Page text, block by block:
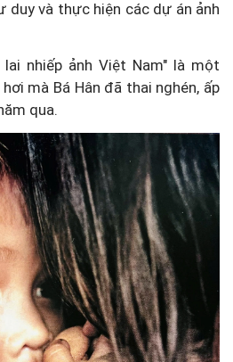
duy và thực hiện các dự án ảnh
nhiếp ảnh Việt Nam" là một
mà Bá Hân đã thai nghén, ấp
qua.